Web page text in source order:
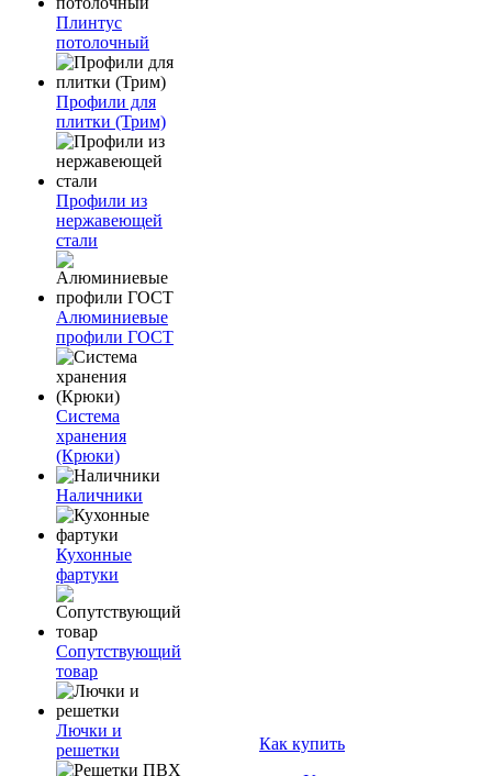
Плинтус
потолочный
Профили для
плитки (Трим)
Профили из
нержавеющей
стали
Алюминиевые
профили ГОСТ
Система
хранения
(Крюки)
Наличники
Кухонные
фартуки
Сопутствующий
товар
Лючки и
решетки
Как купить